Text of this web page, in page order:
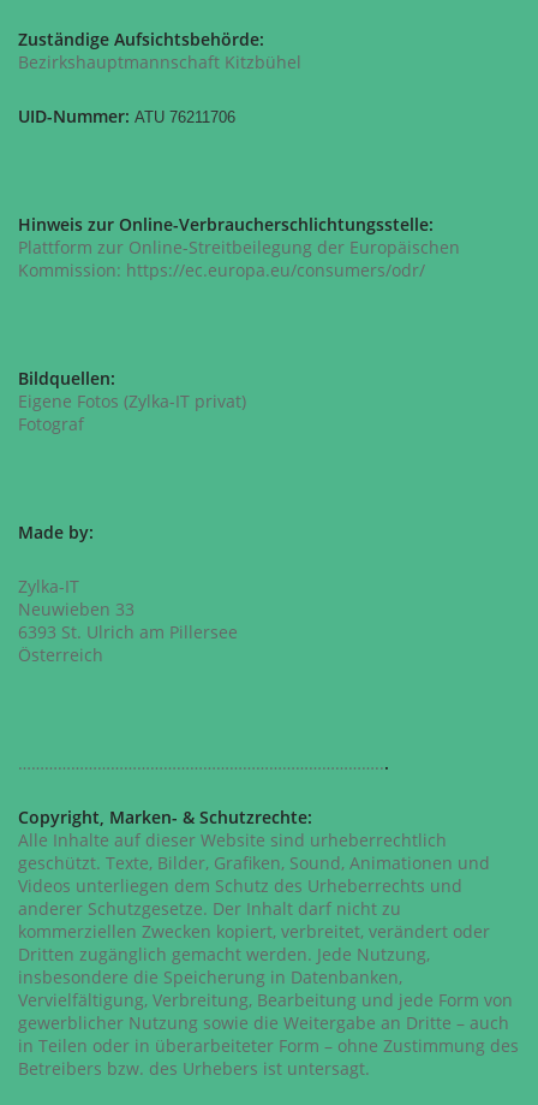
Zuständige Aufsichtsbehörde:
Bezirkshauptmannschaft Kitzbühel
UID-Nummer: ATU 76211706
Hinweis zur Online-Verbraucherschlichtungsstelle:
Plattform zur Online-Streitbeilegung der Europäischen
Kommission: https://ec.europa.eu/consumers/odr/
Bildquellen:
Eigene Fotos (Zylka-IT privat)
Fotograf
Made by:
Zylka-IT
Neuwieben 33
6393 St. Ulrich am Pillersee
Österreich
………………………………………………………………………...
Copyright, Marken- & Schutzrechte:
Alle Inhalte auf dieser Website sind urheberrechtlich
geschützt. Texte, Bilder, Grafiken, Sound, Animationen und
Videos unterliegen dem Schutz des Urheberrechts und
anderer Schutzgesetze. Der Inhalt darf nicht zu
kommerziellen Zwecken kopiert, verbreitet, verändert oder
Dritten zugänglich gemacht werden. Jede Nutzung,
insbesondere die Speicherung in Datenbanken,
Vervielfältigung, Verbreitung, Bearbeitung und jede Form von
gewerblicher Nutzung sowie die Weitergabe an Dritte – auch
in Teilen oder in überarbeiteter Form – ohne Zustimmung des
Betreibers bzw. des Urhebers ist untersagt.